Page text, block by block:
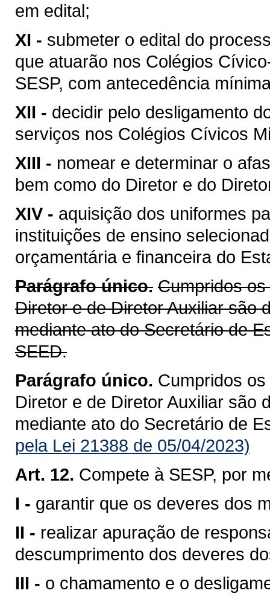
em edital;
XI - submeter o edital do
que atuarão nos Colégios
SESP, com antecedência
XII - decidir pelo desligamento
serviços nos Colégios Cívicos
XIII - nomear e determinar o
bem como do Diretor e do
XIV - aquisição dos uniformes
instituições de ensino
orçamentária e financeira do
Parágrafo único. Cumpridos
Diretor e de Diretor Auxiliar são
mediante ato do Secretário de
SEED.
Parágrafo único. Cumpridos
Diretor e de Diretor Auxiliar são
mediante ato do Secretário de
pela Lei 21388 de 05/04/2023)
Art. 12. Compete à SESP, por
I - garantir que os deveres dos
II - realizar apuração de
descumprimento dos deveres
III - o chamamento e o